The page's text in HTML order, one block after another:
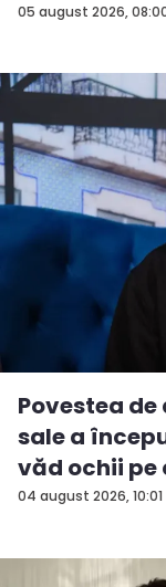
05 august 2026,
04 august 2026, 10:01
Povestea de
sale a
văd ochii